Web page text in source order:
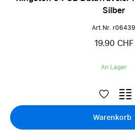
Silber
Art.Nr. r06439
19.90 CHF
An Lager
Warenkorb